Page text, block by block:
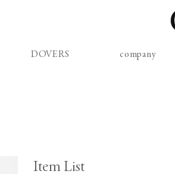
DOVERS company
Item List